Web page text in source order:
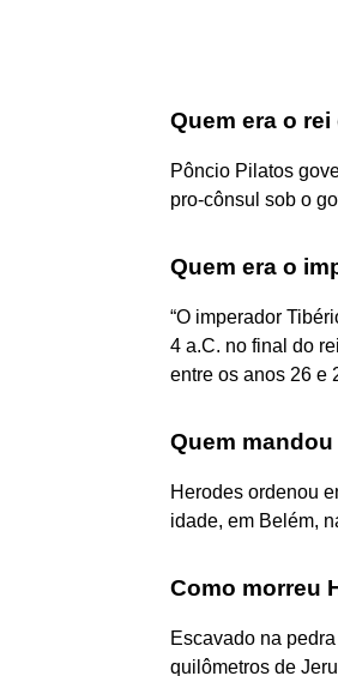
Quem era o
Pôncio Pilatos
pro-cônsul sob o
Quem era o
“O imperador
4 a.C. no final do
entre os anos 26 e
Quem
Herodes ordenou
idade, em Belém,
Como morreu
Escavado na
quilômetros de